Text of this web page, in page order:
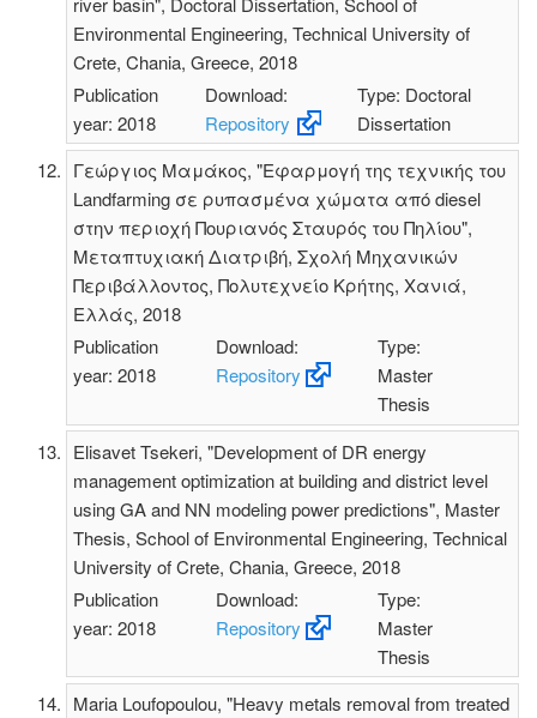
Environmental Engineering, Technical University of
Crete, Chania, Greece, 2018
Publication
year: 2018
Download:
Repository
Type: Doctoral
Dissertation
Γεώργιος Μαμάκος, "Εφαρμογή της τεχνικής του
Landfarming σε ρυπασμένα χώματα από diesel
στην περιοχή Πουριανός Σταυρός του Πηλίου",
Μεταπτυχιακή Διατριβή, Σχολή Μηχανικών
Περιβάλλοντος, Πολυτεχνείο Κρήτης, Χανιά,
Ελλάς, 2018
Publication
year: 2018
Download:
Repository
Type:
Master
Thesis
Elisavet Tsekeri, "Development of DR energy
management optimization at building and district level
using GA and NN modeling power predictions", Master
Thesis, School of Environmental Engineering, Technical
University of Crete, Chania, Greece, 2018
Publication
year: 2018
Download:
Repository
Type:
Master
Thesis
Maria Loufopoulou, "Heavy metals removal from treated